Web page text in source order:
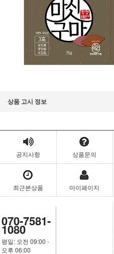
상품 고시 정보
공지사항 상품문의
최근본상품 마이페이지
070-7581-
1080
평일: 오전 09:00 -
오후 06:00